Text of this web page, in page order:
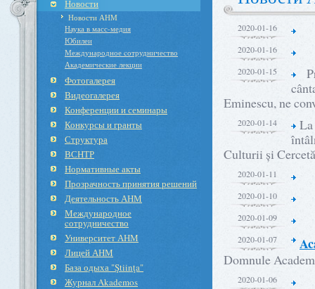
Новости
Новости АНМ
Наука в масс-медия
Юбилеи
Международное cотрудничество
Академические лекции
Фотогалерея
Видеогалерея
Конференции и семинары
Конкурсы и гранты
Структура
ВСНТР
Нормативные акты
Прозрачность принятия решений
Деятельность АНМ
Международное
cотрудничество
Университет АНМ
Лицей АНМ
База одыха "Ştiinţa"
Журнал Akademos
2020-01-16
2020-01-16
2020-01-15
Eminescu, ne
2020-01-14
Culturii și
2020-01-11
2020-01-10
2020-01-09
2020-01-07
Domnule
2020-01-06